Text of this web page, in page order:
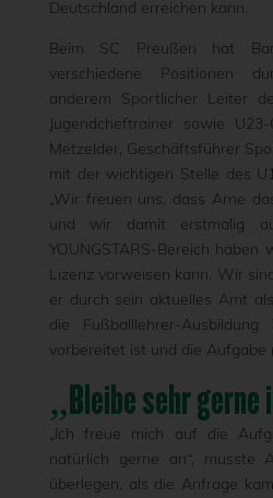
Deutschland erreichen kann.
Beim SC Preußen hat
verschiedene Positionen
anderem Sportlicher Leiter
Jugendcheftrainer sowie
Metzelder, Geschäftsführer
mit der wichtigen Stelle des
„Wir freuen uns, dass Arne
und wir damit erstmalig
YOUNGSTARS-Bereich
Lizenz vorweisen kann. Wir
er durch sein aktuelles Amt
die Fußballlehrer-
vorbereitet ist und die Aufgabe
„Bleibe sehr gerne
„Ich freue mich auf die
natürlich gerne an“, musste
überlegen, als die Anfrage